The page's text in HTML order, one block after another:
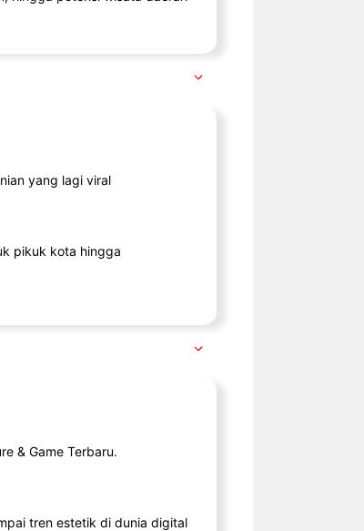
yang lagi viral
pikuk kota hingga
& Game Terbaru.
tren estetik di dunia digital